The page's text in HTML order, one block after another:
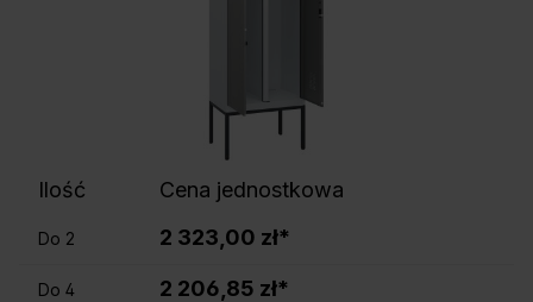
Ilość Cena jednostkowa
Do 2 2 323,00 zł*
Do 4 2 206,85 zł*